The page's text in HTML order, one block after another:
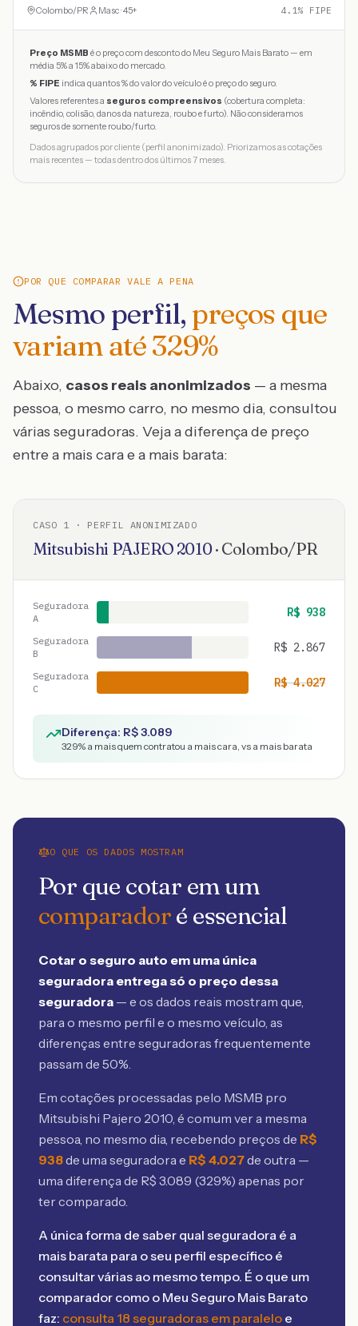
Colombo/PR Masc · 45+ 4.1% FIPE
Preço MSMB é o preço com desconto do Meu Seguro Mais Barato — em
média 5% a 15% abaixo do mercado.
% FIPE indica quantos % do valor do veículo é o preço do seguro.
Valores referentes a seguros compreensivos (cobertura completa:
incêndio, colisão, danos da natureza, roubo e furto). Não consideramos
seguros de somente roubo/furto.
Dados agrupados por cliente (perfil anonimizado). Priorizamos as cotações
mais recentes — todas dentro dos últimos 7 meses.
POR QUE COMPARAR VALE A PENA
Mesmo perfil, preços que
variam até329%
Abaixo, casos reais anonimizados — a mesma
pessoa, o mesmo carro, no mesmo dia, consultou
várias seguradoras. Veja a diferença de preço
entre a mais cara e a mais barata:
CASO 1 · PERFIL ANONIMIZADO
Mitsubishi PAJERO 2010· Colombo/PR
Seguradora
A
R$ 938
Seguradora
B
R$ 2.867
Seguradora
C
R$4.027
Diferença: R$3.089
329% a mais quem contratou a mais cara, vs a mais barata
O QUE OS DADOS MOSTRAM
Por que cotar em um
comparadoré essencial
Cotar o seguro auto em uma única
seguradora entrega só o preço dessa
seguradora — e os dados reais mostram que,
para o mesmo perfil e o mesmo veículo, as
diferenças entre seguradoras frequentemente
passam de 50%.
Em cotações processadas pelo MSMB pro
Mitsubishi Pajero 2010, é comum ver a mesma
pessoa, no mesmo dia, recebendo preços de R$
938de uma seguradora e R$ 4.027de outra —
uma diferença de R$ 3.089 (329%) apenas por
ter comparado.
A única forma de saber qual seguradora é a
mais barata para o seu perfil específico é
consultar várias ao mesmo tempo. É o que um
comparador como o Meu Seguro Mais Barato
faz: consulta 18 seguradoras em paralelo e